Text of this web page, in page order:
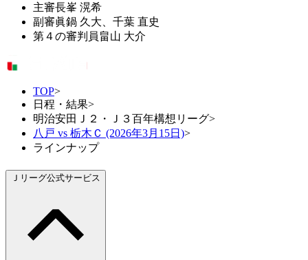
主審長峯 滉希
副審眞鍋 久大、千葉 直史
第４の審判員 畠山 大介
TOP>
日程・結果>
明治安田Ｊ２・Ｊ３百年構想リーグ>
八戸 vs 栃木Ｃ (2026年3月15日)>
ラインナップ
Ｊリーグ公式サービス